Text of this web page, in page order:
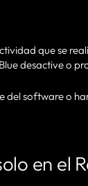
que se
desactive o
software o
en el